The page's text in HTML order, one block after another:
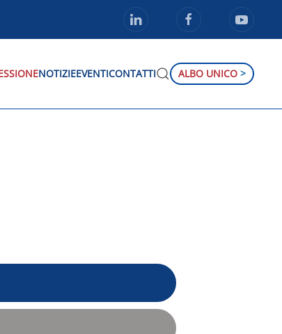
NOTIZIEEVENTICONTATTI ALBO UNICO >